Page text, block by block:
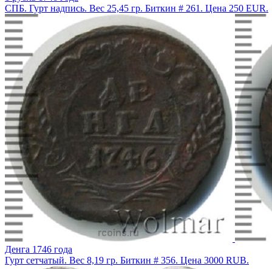
СПБ. Гурт надпись. Вес 25,45 гр. Биткин # 261. Цена 250 EUR.
Денга 1746 года
Гурт сетчатый. Вес 8,19 гр. Биткин # 356. Цена 3000 RUB.